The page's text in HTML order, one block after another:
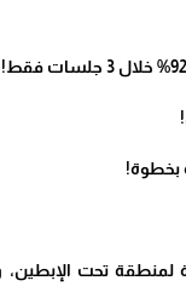
بخطوة!
واحدة لمنطقة تحت